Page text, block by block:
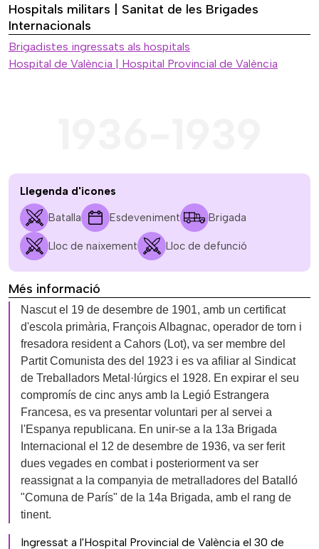
Hospitals militars | Sanitat de les Brigades
Internacionals
Brigadistes ingressats als hospitals
Hospital de València | Hospital Provincial de València
Llegenda d'icones
Batalla Esdeveniment Brigada
Lloc de naixement Lloc de defunció
Més informació
Nascut el 19 de desembre de 1901, amb un certificat
d'escola primària, François Albagnac, operador de torn i
fresadora resident a Cahors (Lot), va ser membre del
Partit Comunista des del 1923 i es va afiliar al Sindicat
de Treballadors Metal·lúrgics el 1928. En expirar el seu
compromís de cinc anys amb la Legió Estrangera
Francesa, es va presentar voluntari per al servei a
l'Espanya republicana. En unir-se a la 13a Brigada
Internacional el 12 de desembre de 1936, va ser ferit
dues vegades en combat i posteriorment va ser
reassignat a la companyia de metralladores del Batalló
"Comuna de París" de la 14a Brigada, amb el rang de
tinent.
Ingressat a l'Hospital Provincial de València el 30 de